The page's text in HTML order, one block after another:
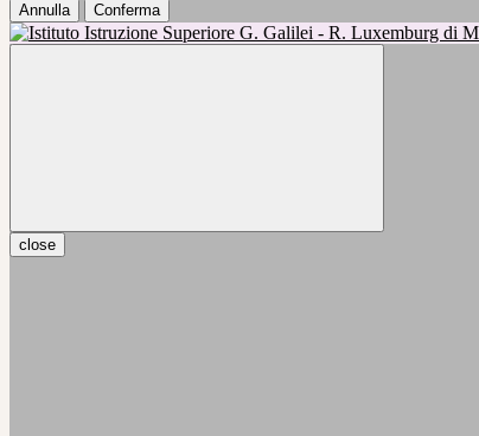
Annulla Conferma
close